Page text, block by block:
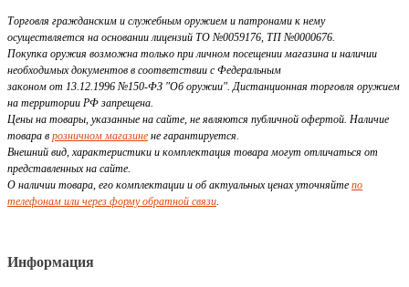
Торговля гражданским и служебным оружием и патронами к нему
осуществляется на основании лицензий ТО №0059176, ТП №0000676.
Покупка оружия возможна только при личном посещении магазина и наличии
необходимых документов в соответствии с Федеральным
законом от 13.12.1996 №150-ФЗ "Об оружии". Дистанционная торговля оружием
на территории РФ запрещена.
Цены на товары, указанные на сайте, не являются публичной офертой. Наличие
товара в розничном магазине не гарантируется.
Внешний вид, характеристики и комплектация товара могут отличаться от
представленных на сайте.
О наличии товара, его комплектации и об актуальных ценах уточняйте по
телефонам или через форму обратной связи.
Информация